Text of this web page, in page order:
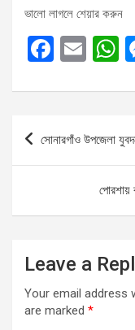
ভালো লাগলে শেয়ার করুন
F
ce
o
E
ail
A
p
p
Post
সোনারগাঁও উপজেলা
পোরশায়
Leave a
Your email address
are marked *